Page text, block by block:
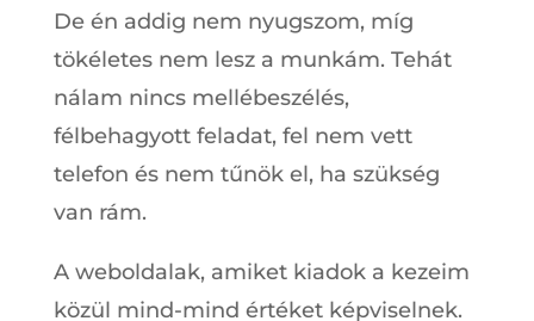
De én addig nem nyugszom, míg
tökéletes nem lesz a munkám. Tehát
nálam nincs mellébeszélés,
félbehagyott feladat, fel nem vett
telefon és nem tűnök el, ha szükség
van rám.
A weboldalak, amiket kiadok a kezeim
közül mind-mind értéket képviselnek.